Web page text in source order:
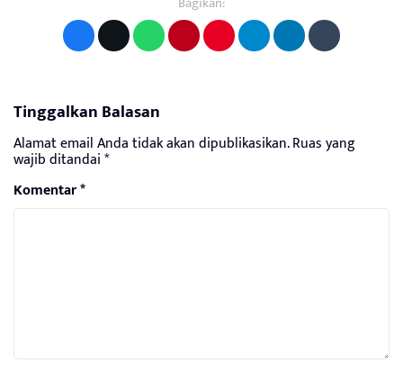
Tinggalkan Balasan
Alamat email Anda tidak akan dipublikasikan.Ruas yang
wajib ditandai*
Komentar*